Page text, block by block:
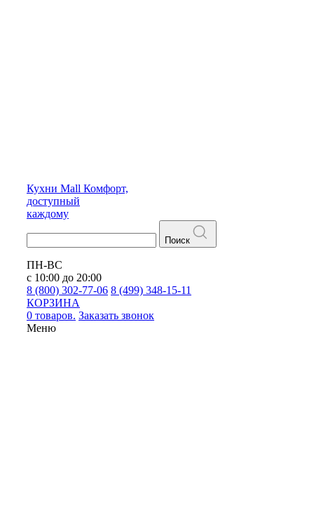
Кухни Mall Комфорт,
доступный
каждому
Поиск
ПН-ВС
с 10:00 до 20:00
8 (800) 302-77-06 8 (499) 348-15-11
КОРЗИНА
0 товаров. Заказать звонок
Меню